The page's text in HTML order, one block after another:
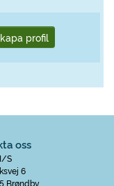
profil
oss
S
6
Brøndby